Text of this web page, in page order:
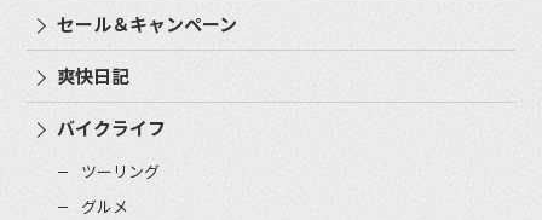
セール＆キャンペーン
爽快日記
バイクライフ
ツーリング
グルメ